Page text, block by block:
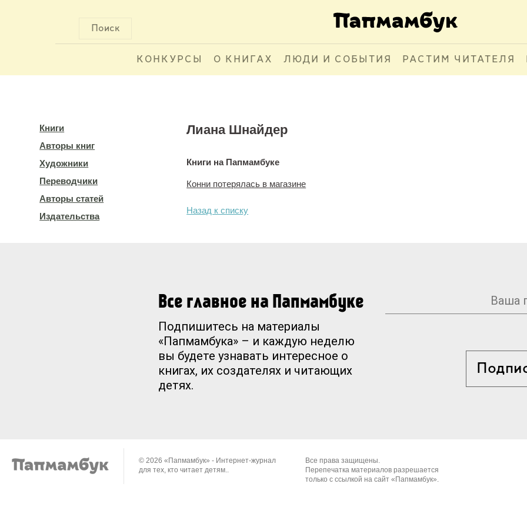
Поиск
КОНКУРСЫ О КНИГАХ ЛЮДИ И СОБЫТИЯ РАСТИМ ЧИТАТЕЛЯ
Книги
Авторы книг
Художники
Переводчики
Авторы статей
Издательства
Лиана Шнайдер
Книги на Папмамбуке
Конни потерялась в магазине
Назад к списку
Все главное на Папмамбуке
Подпишитесь на материалы
«Папмамбука» – и каждую неделю
вы будете узнавать интересное о
книгах, их создателях и читающих
детях.
© 2026 «Папмамбук» - Интернет-журнал
для тех, кто читает детям..
Все права защищены.
Перепечатка материалов разрешается
только с ссылкой на сайт «Папмамбук».